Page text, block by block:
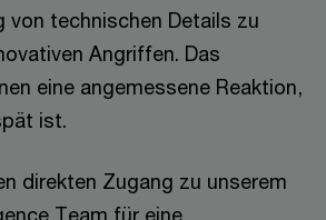
von technischen Details zu
Angriffen. Das
eine angemessene Reaktion,
ist.
direkten Zugang zu unserem
Team für eine